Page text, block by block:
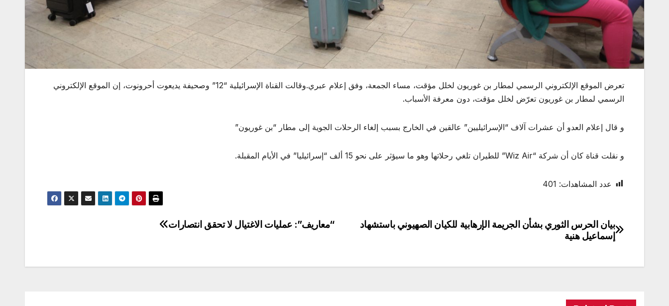
تعرض الموقع الإلكتروني الرسمي لمطار بن غوريون لخلل مؤقت، مساء الجمعة، وفق إعلام عبري.وقالت القناة الإسرائيلية “12” وصحيفة يديعوت أحرونوت، إن الموقع الإلكتروني
الرسمي لمطار بن غوريون تعرّض لخلل مؤقت، دون معرفة الأسباب.
و قال إعلام العدو أن عشرات آلاف “الإسرائيليين” عالقين في الخارج بسبب إلغاء الرحلات الجوية إلى مطار “بن غوريون”
و نقلت قناة كان أن شركة “Wiz Air” للطيران تلغي رحلاتها وهو ما سيؤثر على نحو 15 ألف “إسرائيليا” في الأيام المقبلة.
عدد المشاهدات: 401
تصفّح
“معاريف”: عمليات الاغتيال لا تحقق انتصارات
بيان الحرس الثوري بشأن الجريمة الإرهابية للكيان الصهيوني باستشهاد
إسماعيل هنية